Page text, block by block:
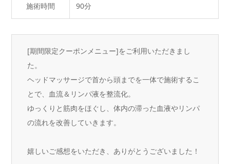
施術時間 90分
[期間限定クーポンメニュー]をご利用いただきまし
た。
ヘッドマッサージで首から頭までを一体で施術するこ
とで、血流＆リンパ液を整流化。
ゆっくりと筋肉をほぐし、体内の滞った血液やリンパ
の流れを改善していきます。
嬉しいご感想をいただき、ありがとうございました！